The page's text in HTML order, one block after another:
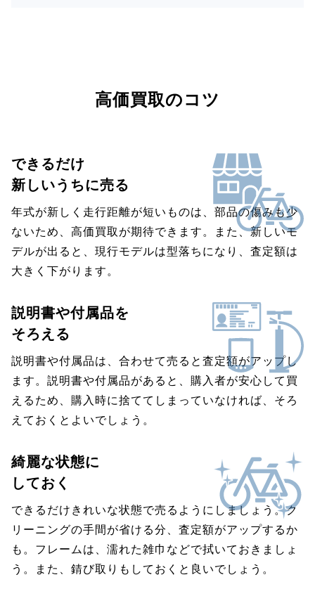
高価買取のコツ
できるだけ
新しいうちに売る
年式が新しく走行距離が短いものは、部品の傷みも少
ないため、高価買取が期待できます。また、新しいモ
デルが出ると、現行モデルは型落ちになり、査定額は
大きく下がります。
説明書や付属品を
そろえる
説明書や付属品は、合わせて売ると査定額がアップし
ます。説明書や付属品があると、購入者が安心して買
えるため、購入時に捨ててしまっていなければ、そろ
えておくとよいでしょう。
綺麗な状態に
しておく
できるだけきれいな状態で売るようにしましょう。ク
リーニングの手間が省ける分、査定額がアップするか
も。フレームは、濡れた雑巾などで拭いておきましょ
う。また、錆び取りもしておくと良いでしょう。